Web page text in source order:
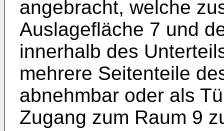
angebracht, welche
Auslagefläche 7 und
innerhalb des
mehrere Seitenteile
abnehmbar oder als
Zugang zum Raum 9